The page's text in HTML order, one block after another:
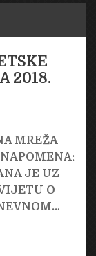
2018.
MREŽA
JE UZ
O